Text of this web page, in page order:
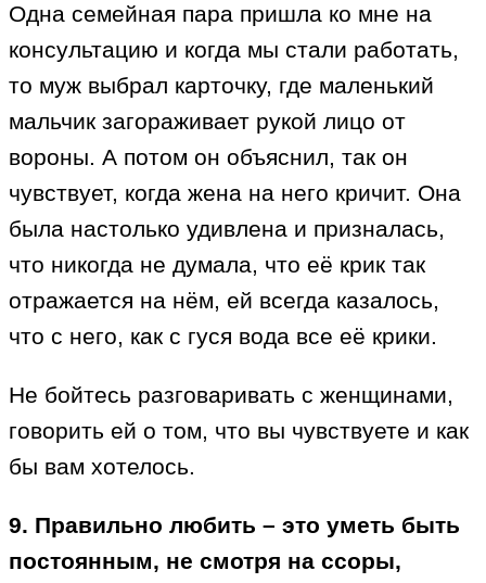
Одна семейная пара пришла ко мне на
консультацию и когда мы стали работать,
то муж выбрал карточку, где маленький
мальчик загораживает рукой лицо от
вороны. А потом он объяснил, так он
чувствует, когда жена на него кричит. Она
была настолько удивлена и призналась,
что никогда не думала, что её крик так
отражается на нём, ей всегда казалось,
что с него, как с гуся вода все её крики.
Не бойтесь разговаривать с женщинами,
говорить ей о том, что вы чувствуете и как
бы вам хотелось.
9. Правильно любить – это уметь быть
постоянным, не смотря на ссоры,